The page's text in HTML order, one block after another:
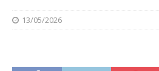
13/05/2026